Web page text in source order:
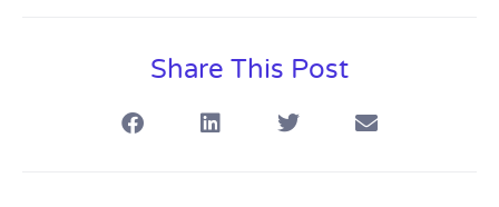
Share This Post